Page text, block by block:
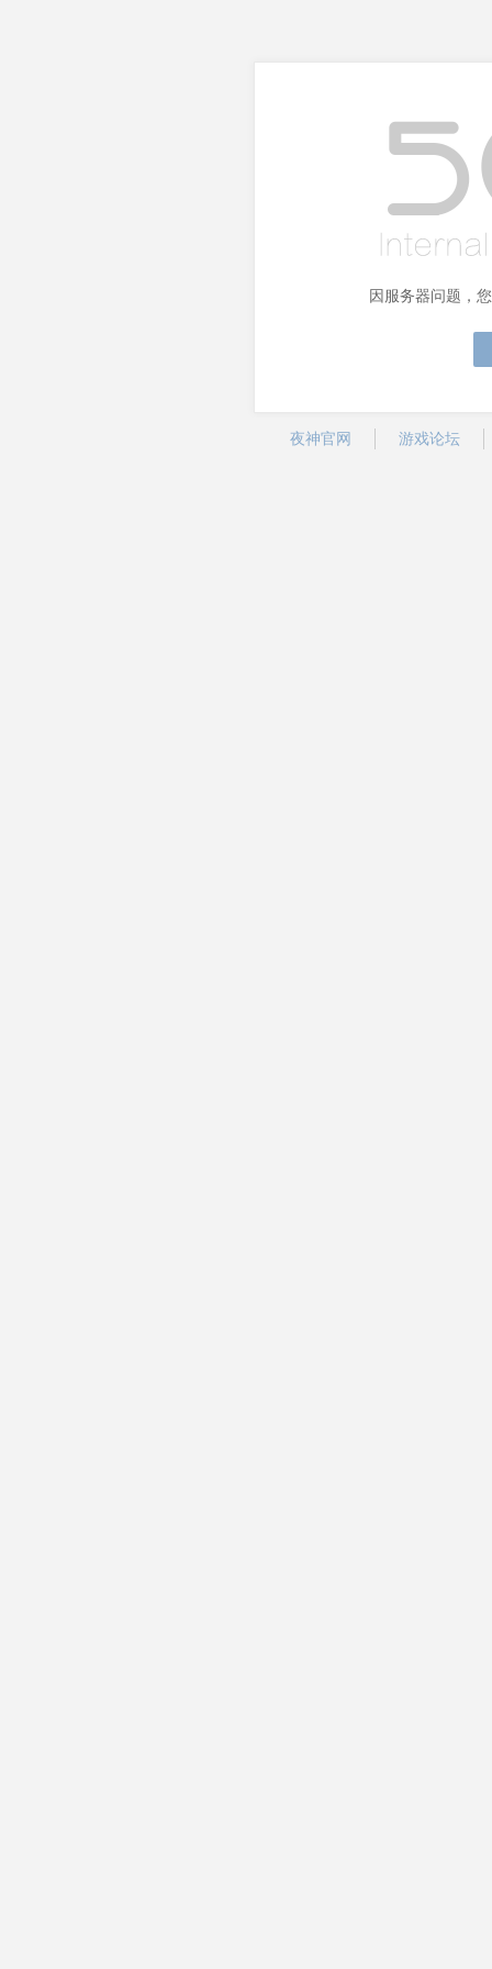
因服务器问题，
夜神官网 游戏论坛